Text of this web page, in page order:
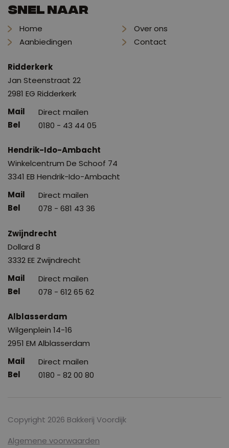
Snel naar
Home
Aanbiedingen
Over ons
Contact
Ridderkerk
Jan Steenstraat 22
2981 EG Ridderkerk
Direct mailen
0180 - 43 44 05
Hendrik-Ido-Ambacht
Winkelcentrum De Schoof 74
3341 EB Hendrik-Ido-Ambacht
Direct mailen
078 - 681 43 36
Zwijndrecht
Dollard 8
3332 EE Zwijndrecht
Direct mailen
078 - 612 65 62
Alblasserdam
Wilgenplein 14-16
2951 EM Alblasserdam
Direct mailen
0180 - 82 00 80
Copyright 2026 Bakkerij Voordijk
Algemene voorwaarden